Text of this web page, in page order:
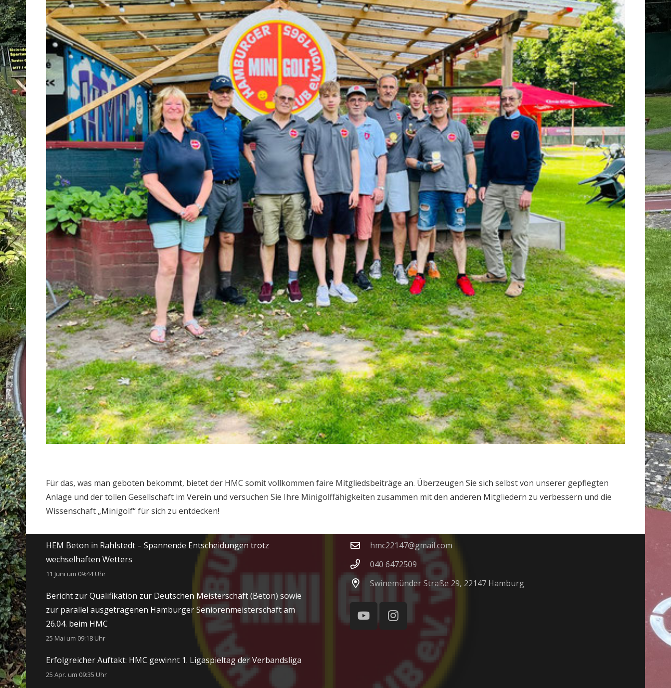
Für das, was man geboten bekommt, bietet der HMC somit vollkommen faire Mitgliedsbeiträge an. Überzeugen Sie sich selbst von unserer gepflegten
Anlage und der tollen Gesellschaft im Verein und versuchen Sie Ihre Minigolffähigkeiten zusammen mit den anderen Mitgliedern zu verbessern und die
Wissenschaft „Minigolf“ für sich zu entdecken!
Neueste Beiträge
HEM Beton in Rahlstedt – Spannende Entscheidungen trotz
wechselhaften Wetters
11 Juni um 09:44 Uhr
Bericht zur Qualifikation zur Deutschen Meisterschaft (Beton) sowie
zur parallel ausgetragenen Hamburger Seniorenmeisterschaft am
26.04. beim HMC
25 Mai um 09:18 Uhr
Erfolgreicher Auftakt: HMC gewinnt 1. Ligaspieltag der Verbandsliga
25 Apr. um 09:35 Uhr
hmc22147@gmail.com
040 6472509
Swinemünder Straße 29, 22147 Hamburg